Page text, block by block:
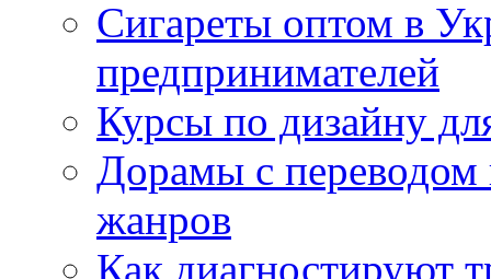
Сигареты оптом в
предпринимателей
Курсы по дизайну
Дорамы с переводом
жанров
Как диагностируют